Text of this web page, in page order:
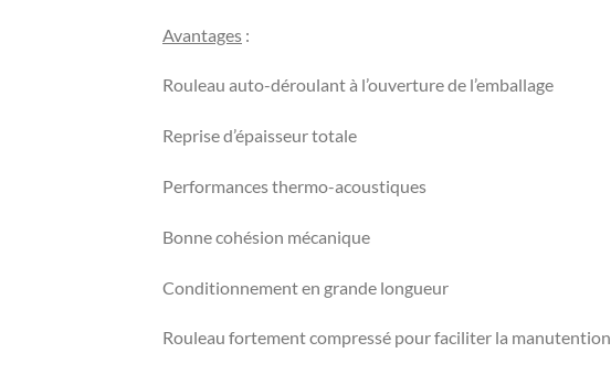
Avantages :
Rouleau auto-déroulant à l’ouverture de l’emballage
Reprise d’épaisseur totale
Performances thermo-acoustiques
Bonne cohésion mécanique
Conditionnement en grande longueur
Rouleau fortement compressé pour faciliter la manutention